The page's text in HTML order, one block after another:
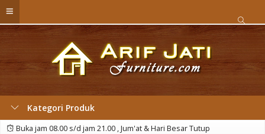
Kategori Produk
Buka jam 08.00 s/d jam 21.00 , Jum'at & Hari Besar Tutup